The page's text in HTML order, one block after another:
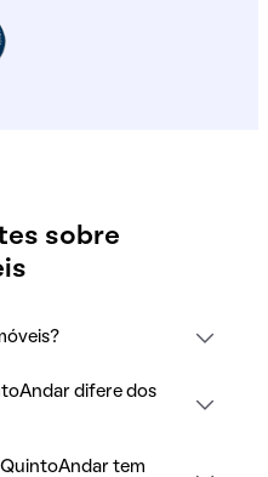
sobre
difere dos
tem